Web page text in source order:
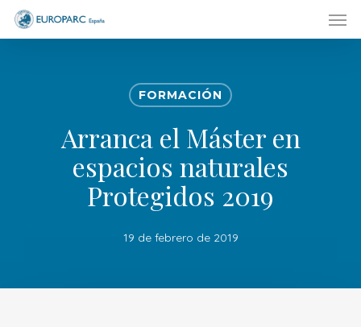
Skip
FORMACIÓN
Arranca el Máster en
espacios naturales
Protegidos 2019
19 de febrero de 2019